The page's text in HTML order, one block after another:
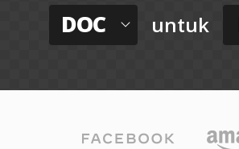
DOC untuk